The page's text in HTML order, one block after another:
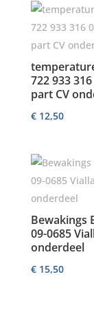
722 933
part CV
€12,50
Bewakings
09-0685
onderdeel
€15,50